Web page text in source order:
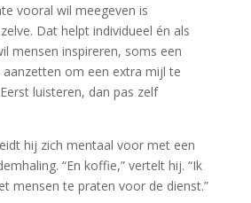
vooral wil meegeven is
Dat helpt individueel én als
mensen inspireren, soms een
om een extra mijl te
luisteren, dan pas zelf
hij zich mentaal voor met een
“En koffie,” vertelt hij. “Ik
mensen te praten voor de dienst.”